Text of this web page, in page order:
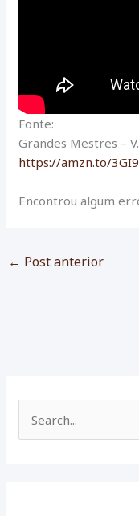
e
Fonte:
Grandes Mestres –
https://amzn.to/
Encontrou algum
← Post anterior